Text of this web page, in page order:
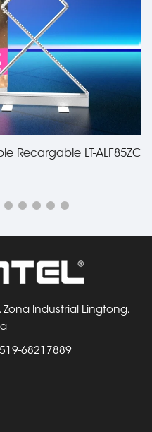
Recargable LT-ALF85ZC
Industrial Lingtong,
68217889